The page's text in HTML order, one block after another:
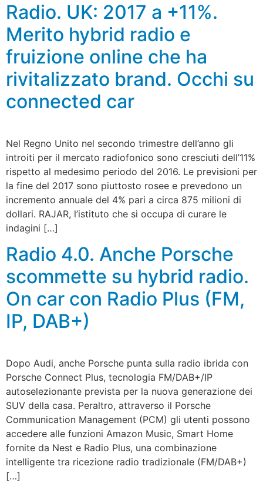
Radio. UK: 2017 a +11%.
Merito hybrid radio e
fruizione online che ha
rivitalizzato brand. Occhi su
connected car
Nel Regno Unito nel secondo trimestre dell’anno gli
introiti per il mercato radiofonico sono cresciuti dell’11%
rispetto al medesimo periodo del 2016. Le previsioni per
la fine del 2017 sono piuttosto rosee e prevedono un
incremento annuale del 4% pari a circa 875 milioni di
dollari. RAJAR, l’istituto che si occupa di curare le
indagini […]
Radio 4.0. Anche Porsche
scommette su hybrid radio.
On car con Radio Plus (FM,
IP, DAB+)
Dopo Audi, anche Porsche punta sulla radio ibrida con
Porsche Connect Plus, tecnologia FM/DAB+/IP
autoselezionante prevista per la nuova generazione dei
SUV della casa. Peraltro, attraverso il Porsche
Communication Management (PCM) gli utenti possono
accedere alle funzioni Amazon Music, Smart Home
fornite da Nest e Radio Plus, una combinazione
intelligente tra ricezione radio tradizionale (FM/DAB+)
[…]